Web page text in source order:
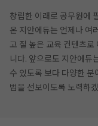
창립한 이래로 공무원에
온 지안에듀는 언제나 여
고 질 높은 교육 컨텐츠
니다. 앞으로도 지안에듀
수 있도록 보다 다양한
법을 선보이도록 노력하